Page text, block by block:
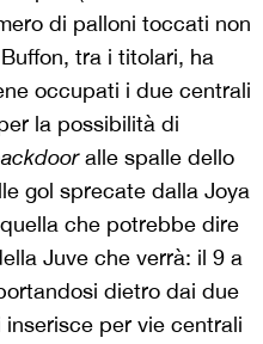
di palloni toccati non
tra i titolari, ha
occupati i due centrali
la possibilità di
alle spalle dello
gol sprecate dalla Joya
che potrebbe dire
Juve che verrà: il 9 a
dietro dai due
per vie centrali